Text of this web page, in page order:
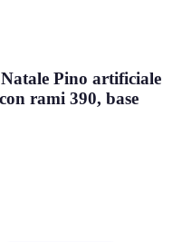
Pino artificiale
rami 390, base